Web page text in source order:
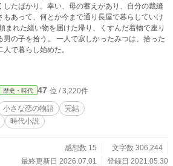
したばかり。幸い、母の蓄えがあり、自分の裁縫
もあって、何とか今まで通り長屋で暮らしていけ
まれた繕い物を届けた帰り、くすんだ着物で座り
男の子を拾う。 一人で寂しかったみつは、拾った
人で暮らし始めた。
歴史・時代 47 位 / 3,220件
小さな恋の物語
完結
時代小説
感想数 15
文字数 306,244
最終更新日 2026.07.01
登録日 2021.05.30